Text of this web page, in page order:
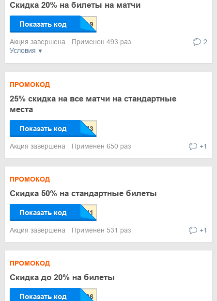
Условия
Скидка 20% на билеты на матчи
Показать код
Акция завершена Применен 493 раз 2
ПРОМОКОД
25% скидка на все матчи на стандартные
места
Показать код
Акция завершена Применен 650 раз +1
ПРОМОКОД
Скидка 50% на стандартные билеты
Показать код
Акция завершена Применен 531 раз +1
ПРОМОКОД
Скидка до 20% на билеты
Показать код